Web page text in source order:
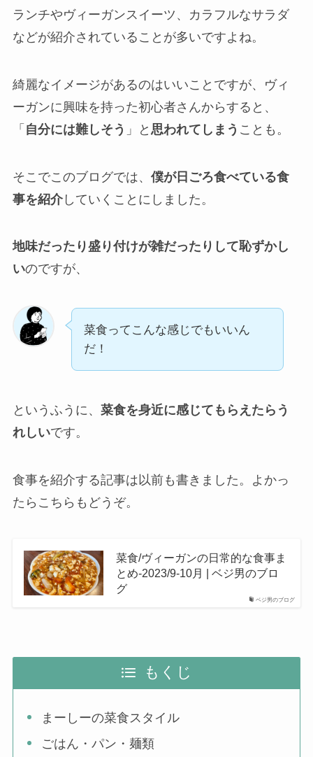
ランチやヴィーガンスイーツ、カラフルなサラダ
などが紹介されていることが多いですよね。
綺麗なイメージがあるのはいいことですが、ヴィ
ーガンに興味を持った初心者さんからすると、
「 自分には難しそう 」と 思われてしまう ことも。
そこでこのブログでは、 僕が日ごろ食べている食
事を紹介していくことにしました。
地味だったり盛り付けが雑だったりして恥ずかし
いのですが、
菜食ってこんな感じでもいいん
だ！
というふうに、 菜食を身近に感じてもらえたらう
れしいです。
食事を紹介する記事は以前も書きました。よかっ
たらこちらもどうぞ。
ベジ男のブログ
菜食/ヴィーガンの日常的な食事ま
とめ-2023/9-10月 | ベジ男のブロ
グ
もくじ
まーしーの菜食スタイル
ごはん・パン・麺類